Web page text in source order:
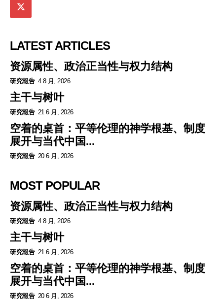
LATEST ARTICLES
资源属性、政治正当性与权力结构
研究報告 4 8 月, 2026
主干与树叶
研究報告 21 6 月, 2026
空着的桌首：平等伦理的神学根基、制度
展开与当代中国...
研究報告 20 6 月, 2026
MOST POPULAR
资源属性、政治正当性与权力结构
研究報告 4 8 月, 2026
主干与树叶
研究報告 21 6 月, 2026
空着的桌首：平等伦理的神学根基、制度
展开与当代中国...
研究報告 20 6 月, 2026